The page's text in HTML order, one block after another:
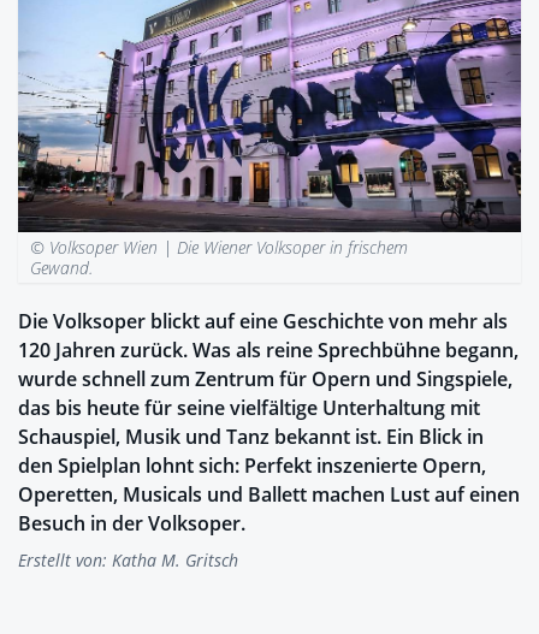
© Volksoper Wien |Die Wiener Volksoper in frischem
Gewand.
Die Volksoper blickt auf eine Geschichte von mehr als
120 Jahren zurück. Was als reine Sprechbühne begann,
wurde schnell zum Zentrum für Opern und Singspiele,
das bis heute für seine vielfältige Unterhaltung mit
Schauspiel, Musik und Tanz bekannt ist. Ein Blick in
den Spielplan lohnt sich: Perfekt inszenierte Opern,
Operetten, Musicals und Ballett machen Lust auf einen
Besuch in der Volksoper.
Erstellt von: Katha M. Gritsch